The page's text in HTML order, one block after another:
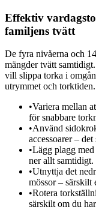
Effektiv
familjens tvätt
De fyra nivåerna och
mängder tvätt
vill slippa torka i
utrymmet och torktiden.
•Variera mellan
för snabbare
•Använd
accessoarer –
•Lägg plagg
ner allt samtidigt.
•Utnyttja det
mössor – särskilt
•Rotera
särskilt om du